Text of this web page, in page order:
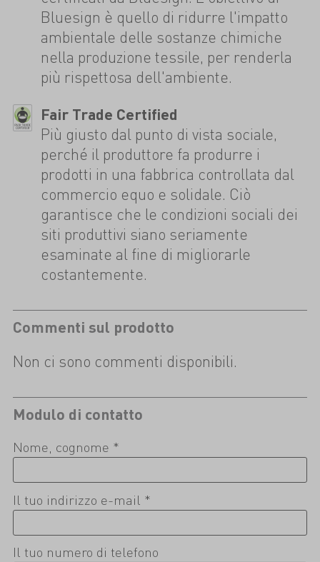
Bluesign è quello di ridurre l'impatto
ambientale delle sostanze chimiche
nella produzione tessile, per renderla
più rispettosa dell'ambiente.
Fair Trade Certified
Più giusto dal punto di vista sociale,
perché il produttore fa produrre i
prodotti in una fabbrica controllata dal
commercio equo e solidale. Ciò
garantisce che le condizioni sociali dei
siti produttivi siano seriamente
esaminate al fine di migliorarle
costantemente.
Commenti sul prodotto
Non ci sono commenti disponibili.
Modulo di contatto
Nome, cognome *
Il tuo indirizzo e-mail *
Il tuo numero di telefono